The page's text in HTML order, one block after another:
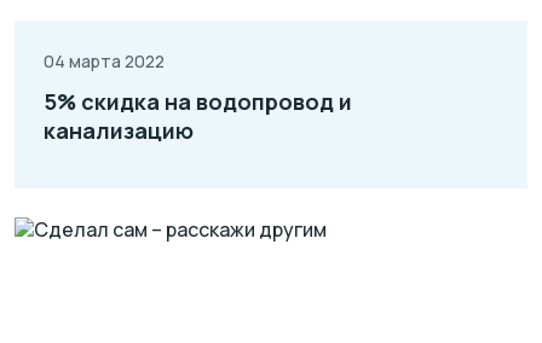
04 марта 2022
5% скидка на водопровод и
канализацию